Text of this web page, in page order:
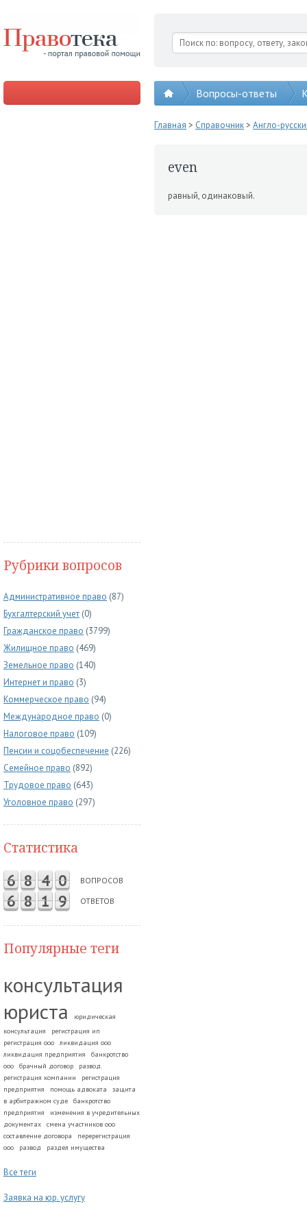
Вопросы-ответы
Рубрики вопросов
Административное право (87)
Бухгалтерский учет (0)
Гражданское право (3799)
Жилищное право (469)
Земельное право (140)
Интернет и право (3)
Коммерческое право (94)
Международное право (0)
Налоговое право (109)
Пенсии и соцобеспечение (226)
Семейное право (892)
Трудовое право (643)
Уголовное право (297)
Статистика
6 8 4 0 ВОПРОСОВ
6 8 1 9 ОТВЕТОВ
Популярные теги
консультация
юриста
юридическая
консультация
регистрация ип
регистрация ооо
ликвидация ооо
ликвидация предприятия
банкротство
ооо
брачный договор
развод.
регистрация компании
регистрация
предприятия
помощь адвоката
защита
в арбитражном суде
банкротство
предприятия
изменения в учредительных
документах
смена участников ооо
составление договора
перерегистрация
ооо
развод раздел имущества
Все теги
Заявка на юр. услугу
Главная > Справочник> Англо-
even
равный, одинаковый.